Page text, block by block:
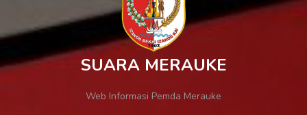
SUARA MERAUKE
Web Informasi Pemda Merauke